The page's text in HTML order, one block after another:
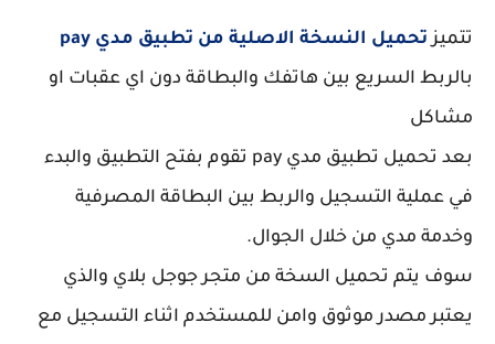
تتميزتحميل النسخة الاصلية من تطبيق مدي pay
بالربط السريع بين هاتفك والبطاقة دون اي عقبات او
مشاكل
بعد تحميل تطبيق مدي pay تقوم بفتح التطبيق والبدء
في عملية التسجيل والربط بين البطاقة المصرفية
وخدمة مدي من خلال الجوال.
سوف يتم تحميل السخة من متجر جوجل بلاي والذي
يعتبر مصدر موثوق وامن للمستخدم اثناء التسجيل مع